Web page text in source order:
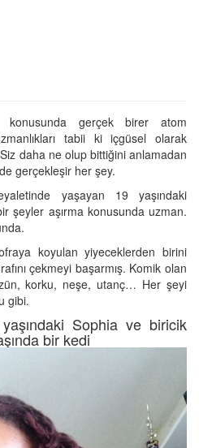
gerçek birer atom
tabii ki içgüsel olarak
daha ne olup bittiğini anlamadan
gerçekleşir her şey.
yaşayan 19 yaşındaki
şeyler aşırma konusunda uzman.
koyulan yiyeceklerden birini
çekmeyi başarmış. Komik olan
korku, neşe, utanç… Her şeyi
gibi.
Sophia ve biricik
bir kedi